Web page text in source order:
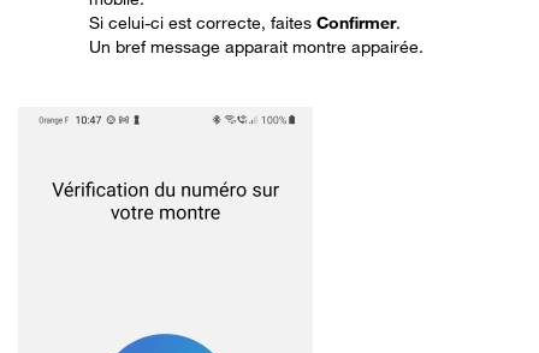
Si celui-ci est correcte, faites Confirmer.
Un bref message apparait montre appairée.